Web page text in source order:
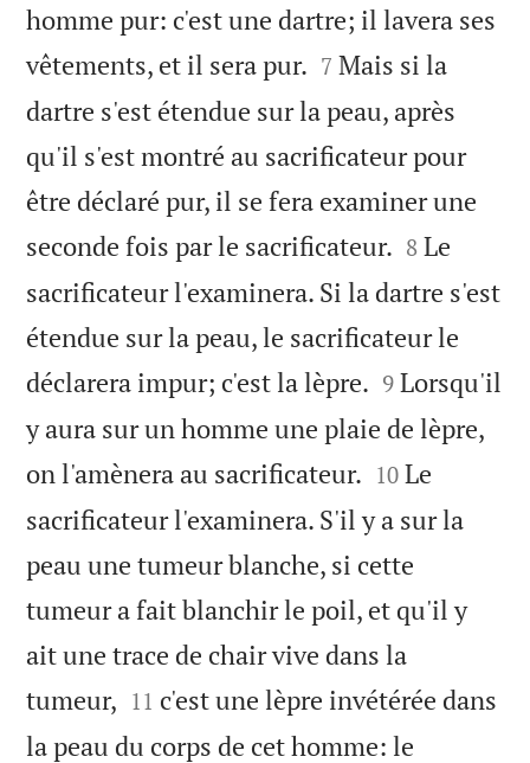
homme pur: c'est une dartre; il lavera ses
vêtements, et il sera pur. 

7 Mais si la
dartre s'est étendue sur la peau, après
qu'il s'est montré au sacrificateur pour
être déclaré pur, il se fera examiner une
seconde fois par le sacrificateur. 

8 Le
sacrificateur l'examinera. Si la dartre s'est
étendue sur la peau, le sacrificateur le
déclarera impur; c'est la lèpre. 

9 Lorsqu'il
y aura sur un homme une plaie de lèpre,
on l'amènera au sacrificateur. 

10 Le
sacrificateur l'examinera. S'il y a sur la
peau une tumeur blanche, si cette
tumeur a fait blanchir le poil, et qu'il y
ait une trace de chair vive dans la
tumeur, 

11 c'est une lèpre invétérée dans
la peau du corps de cet homme: le